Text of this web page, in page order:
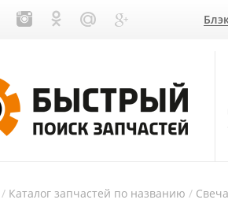
Каталог запчастей по названию